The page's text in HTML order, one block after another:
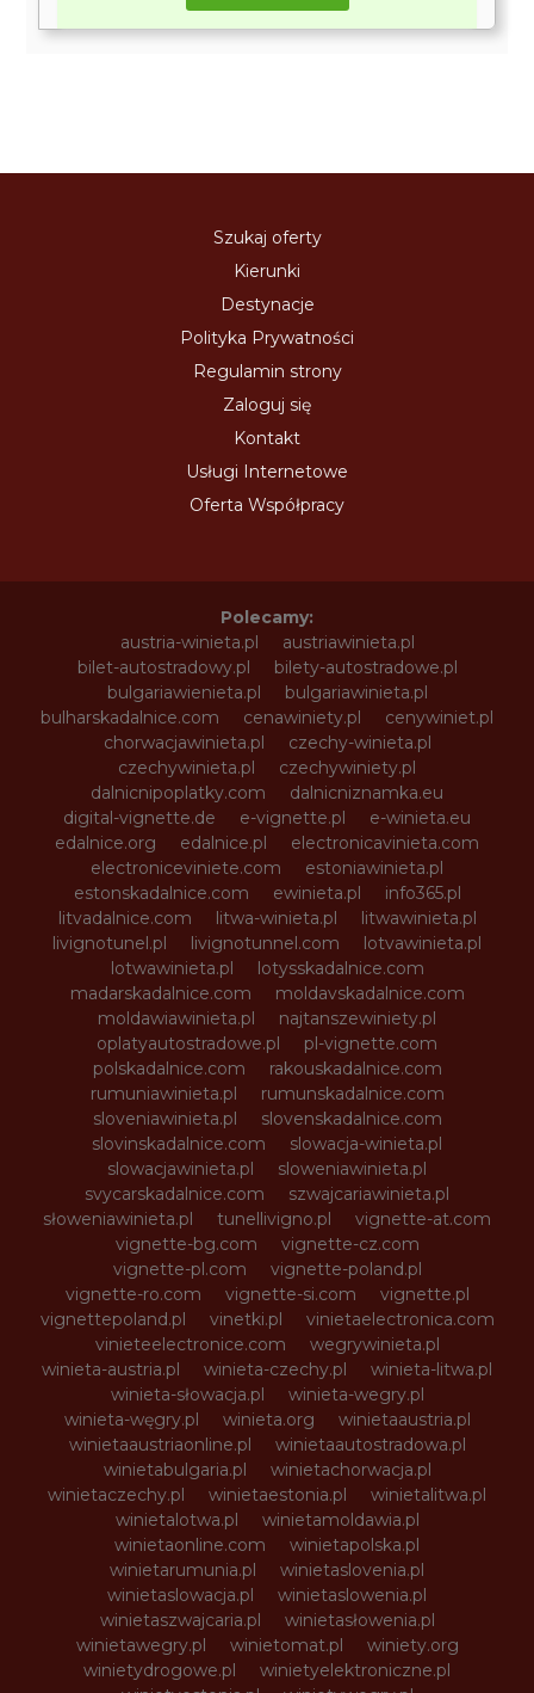
Szukaj oferty
Kierunki
Destynacje
Polityka Prywatności
Regulamin strony
Zaloguj się
Kontakt
Usługi Internetowe
Oferta Współpracy
Polecamy:
austria-winieta.pl
austriawinieta.pl
bilet-autostradowy.pl
bilety-autostradowe.pl
bulgariawienieta.pl
bulgariawinieta.pl
bulharskadalnice.com
cenawiniety.pl
cenywiniet.pl
chorwacjawinieta.pl
czechy-winieta.pl
czechywinieta.pl
czechywiniety.pl
dalnicnipoplatky.com
dalnicniznamka.eu
digital-vignette.de
e-vignette.pl
e-winieta.eu
edalnice.org
edalnice.pl
electronicavinieta.com
electroniceviniete.com
estoniawinieta.pl
estonskadalnice.com
ewinieta.pl
info365.pl
litvadalnice.com
litwa-winieta.pl
litwawinieta.pl
livignotunel.pl
livignotunnel.com
lotvawinieta.pl
lotwawinieta.pl
lotysskadalnice.com
madarskadalnice.com
moldavskadalnice.com
moldawiawinieta.pl
najtanszewiniety.pl
oplatyautostradowe.pl
pl-vignette.com
polskadalnice.com
rakouskadalnice.com
rumuniawinieta.pl
rumunskadalnice.com
sloveniawinieta.pl
slovenskadalnice.com
slovinskadalnice.com
slowacja-winieta.pl
slowacjawinieta.pl
sloweniawinieta.pl
svycarskadalnice.com
szwajcariawinieta.pl
słoweniawinieta.pl
tunellivigno.pl
vignette-at.com
vignette-bg.com
vignette-cz.com
vignette-pl.com
vignette-poland.pl
vignette-ro.com
vignette-si.com
vignette.pl
vignettepoland.pl
vinetki.pl
vinietaelectronica.com
vinieteelectronice.com
wegrywinieta.pl
winieta-austria.pl
winieta-czechy.pl
winieta-litwa.pl
winieta-słowacja.pl
winieta-wegry.pl
winieta-węgry.pl
winieta.org
winietaaustria.pl
winietaaustriaonline.pl
winietaautostradowa.pl
winietabulgaria.pl
winietachorwacja.pl
winietaczechy.pl
winietaestonia.pl
winietalitwa.pl
winietalotwa.pl
winietamoldawia.pl
winietaonline.com
winietapolska.pl
winietarumunia.pl
winietaslovenia.pl
winietaslowacja.pl
winietaslowenia.pl
winietaszwajcaria.pl
winietasłowenia.pl
winietawegry.pl
winietomat.pl
winiety.org
winietydrogowe.pl
winietyelektroniczne.pl